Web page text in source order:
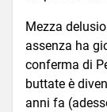
Mezza
assenza ha
conferma di
buttate è
anni fa